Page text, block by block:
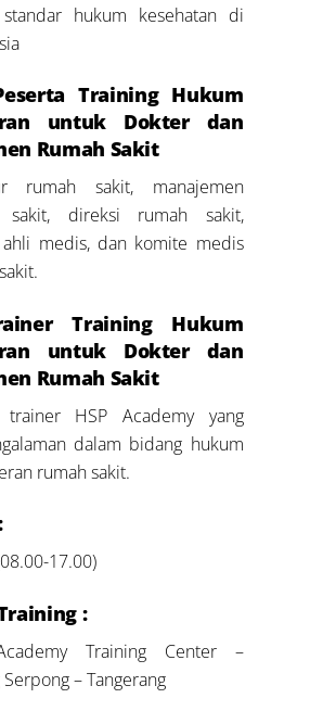
hukum kesehatan di
Training Hukum
untuk Dokter dan
Rumah Sakit
rumah sakit, manajemen
sakit, direksi rumah sakit,
ahli medis, dan komite medis
Training Hukum
untuk Dokter dan
Rumah Sakit
trainer HSP Academy yang
dalam bidang hukum
rumah sakit.
17.00)
:
Training Center –
– Tangerang